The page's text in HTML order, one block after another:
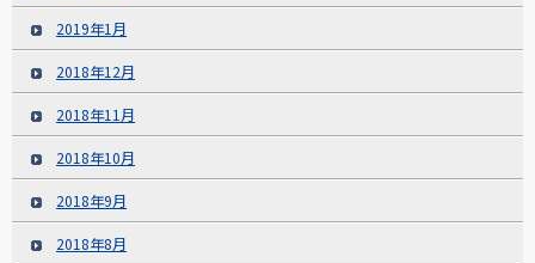
2019年1月
2018年12月
2018年11月
2018年10月
2018年9月
2018年8月